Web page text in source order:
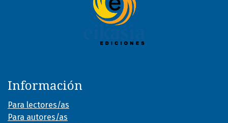
Información
Para lectores/as
Para autores/as